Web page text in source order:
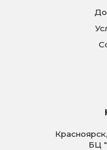
Красноярск,
БЦ